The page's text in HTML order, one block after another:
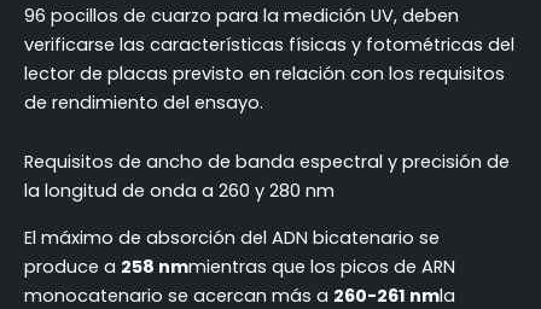
96 pocillos de cuarzo para la medición UV, deben
verificarse las características físicas y fotométricas del
lector de placas previsto en relación con los requisitos
de rendimiento del ensayo.
Requisitos de ancho de banda espectral y precisión de
la longitud de onda a 260 y 280 nm
El máximo de absorción del ADN bicatenario se
produce a 258 nmmientras que los picos de ARN
monocatenario se acercan más a 260-261 nmla